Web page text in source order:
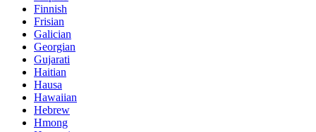
Finnish
Frisian
Galician
Georgian
Gujarati
Haitian
Hausa
Hawaiian
Hebrew
Hmong